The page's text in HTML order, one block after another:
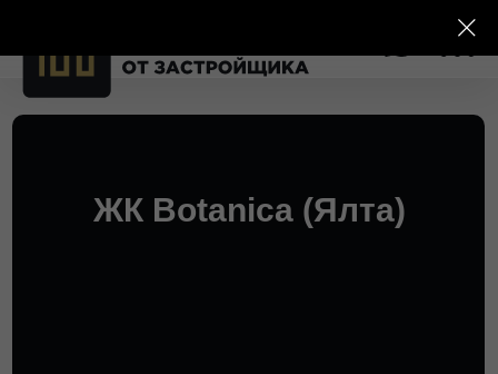
ЖК Botanica (Ялта)